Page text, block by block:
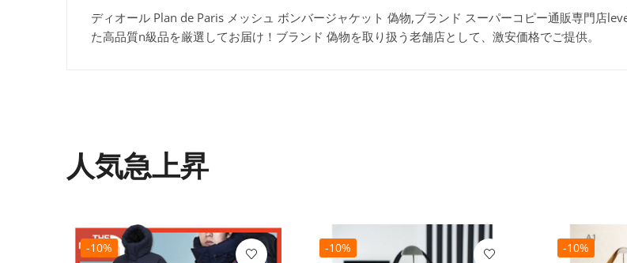
ディオール Plan de Paris メッシュ ボンバージャケット 偽物,ブランド スーパーコピー通販専門店
た高品質n級品を厳選してお届け！ブランド 偽物を取り扱う老舗店として、激安価格でご提供。
人気急上昇
-10%
-10%
-10%